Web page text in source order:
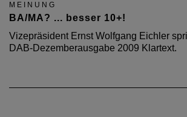
MEINUNG
BA/MA? ... besser 10+!
Vizepräsident Ernst Wolfgang Eichler
DAB-Dezemberausgabe 2009 Klartext.